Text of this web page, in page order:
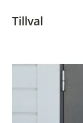
Tillval